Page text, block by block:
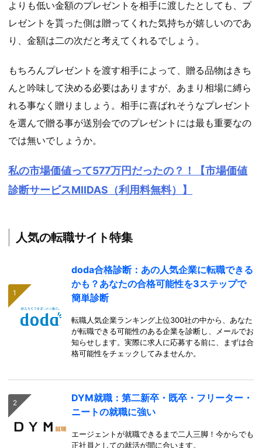
よりも低い金額のプレゼントを相手に渡したとしても、プ
レゼントを貰った側は贈ってくれた気持ちが嬉しいのであ
り、金額は二の次だと考えてくれるでしょう。
もちろんプレゼントを渡す相手によって、贈る品物はきち
んと吟味して決める必要はありますが、あまり相場に縛ら
れる事なく贈りましょう。相手に喜ばれそうなプレゼント
を選んで贈る事が送別会でのプレゼントには最も重要なの
では無いでしょうか。
私の市場価値って577万円だったの？！【市場価値
診断サービスMIIDAS（利用料無料）】
人気の転職サイト特集
doda合格診断：あの人気企業に転職できる
かも？あなたの合格可能性を3ステップで
簡単診断
転職人気企業ランキング上位300社の中から、あなた
が転職できる可能性のある企業を診断し、メールでお
知らせします。実際に求人に応募する前に、まずは合
格可能性をチェックしてみませんか。
DYM就職：第二新卒・既卒・フリーター・
ニートの就職に強い
エージェントが就職できるまで二人三脚！今からでも
正社員としての就活が間に合います。